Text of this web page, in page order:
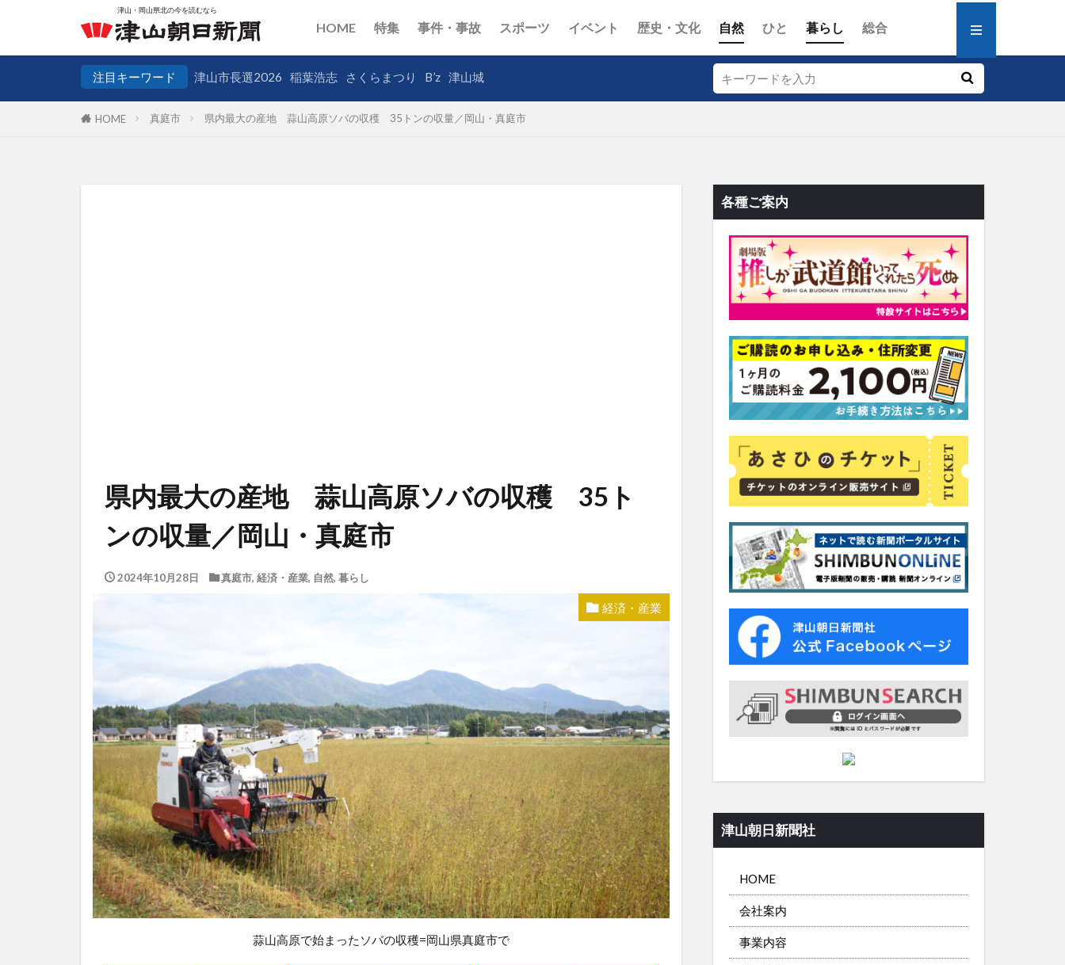
HOME 特集 事件・事故 スポーツ イベント 歴史・文化 自然 ひと 暮らし 総合
注目キーワード 津山市長選2026 稲葉浩志 さくらまつり B’z 津山城
HOME 真庭市 県内最大の産地 蒜山高原ソバの収穫 35トンの収量／岡山・真庭市
県内最大の産地 蒜山高原ソバの収穫 35ト
ンの収量／岡山・真庭市
2024年10月28日 真庭市, 経済・産業, 自然, 暮らし
経済・産業
蒜山高原で始まったソバの収穫=岡山県真庭市で
各種ご案内
津山朝日新聞社
HOME
会社案内
事業内容